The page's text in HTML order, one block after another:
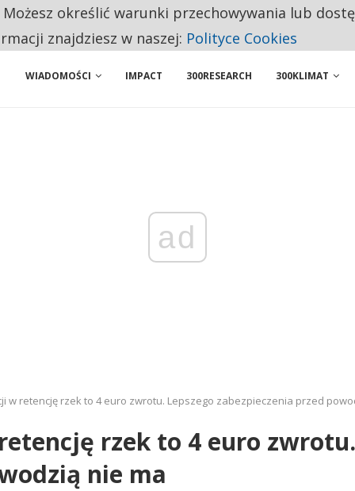
NA LIŚCIE SĄ DWA PODMIOTY Z POLSKI
WIADOMOŚCI IMPACT 300RESEARCH 300KLIMAT
ad
w retencję rzek to 4 euro zwrotu. Lepszego zabezpieczenia przed
rzek to 4 euro
nie ma
określić warunki przechowywania lub
znajdziesz w naszej: Polityce Cookies